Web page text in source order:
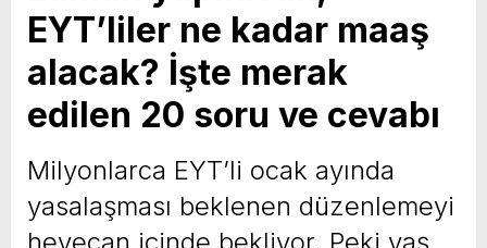
yeni özellikler belli oldu
EYT’liler ne kadar maaş
alacak? İşte merak
edilen 20 soru ve cevabı
Milyonlarca EYT’li ocak ayında
yasalaşması beklenen düzenlemeyi